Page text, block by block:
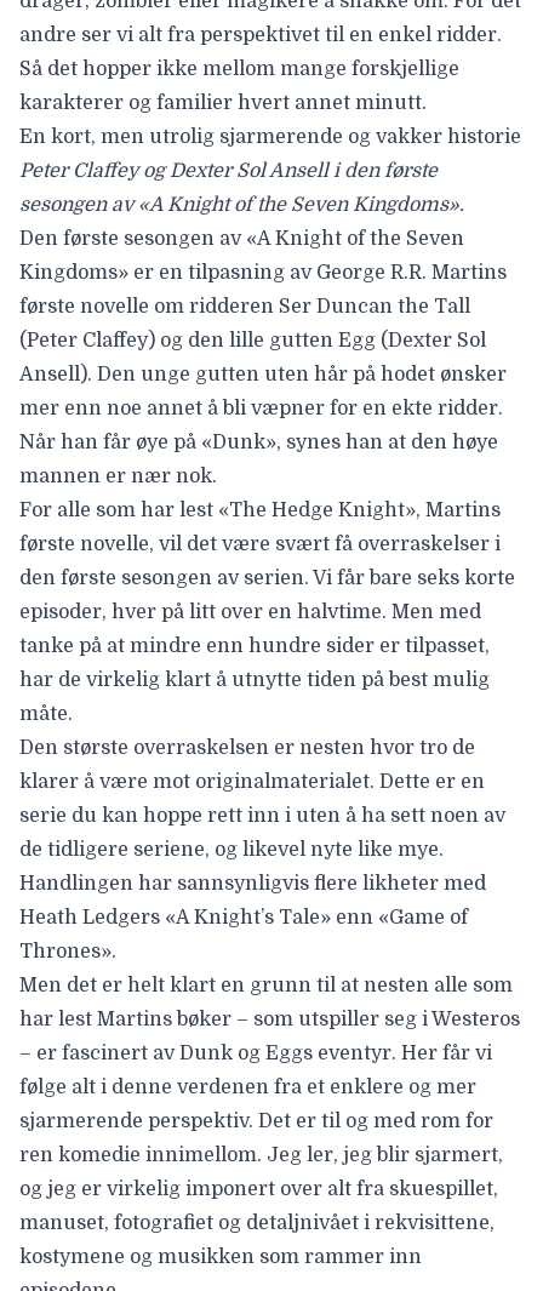
andre ser vi alt fra perspektivet til en enkel ridder.
Så det hopper ikke mellom mange forskjellige
karakterer og familier hvert annet minutt.
En kort, men utrolig sjarmerende og vakker historie
Peter Claffey og Dexter Sol Ansell i den første
sesongen av «A Knight of the Seven Kingdoms».
Den første sesongen av «A Knight of the Seven
Kingdoms» er en tilpasning av George R.R. Martins
første novelle om ridderen Ser Duncan the Tall
(Peter Claffey) og den lille gutten Egg (Dexter Sol
Ansell). Den unge gutten uten hår på hodet ønsker
mer enn noe annet å bli væpner for en ekte ridder.
Når han får øye på «Dunk», synes han at den høye
mannen er nær nok.
For alle som har lest «The Hedge Knight», Martins
første novelle, vil det være svært få overraskelser i
den første sesongen av serien. Vi får bare seks korte
episoder, hver på litt over en halvtime. Men med
tanke på at mindre enn hundre sider er tilpasset,
har de virkelig klart å utnytte tiden på best mulig
måte.
Den største overraskelsen er nesten hvor tro de
klarer å være mot originalmaterialet. Dette er en
serie du kan hoppe rett inn i uten å ha sett noen av
de tidligere seriene, og likevel nyte like mye.
Handlingen har sannsynligvis flere likheter med
Heath Ledgers «A Knight’s Tale» enn «Game of
Thrones».
Men det er helt klart en grunn til at nesten alle som
har lest Martins bøker – som utspiller seg i Westeros
– er fascinert av Dunk og Eggs eventyr. Her får vi
følge alt i denne verdenen fra et enklere og mer
sjarmerende perspektiv. Det er til og med rom for
ren komedie innimellom. Jeg ler, jeg blir sjarmert,
og jeg er virkelig imponert over alt fra skuespillet,
manuset, fotografiet og detaljnivået i rekvisittene,
kostymene og musikken som rammer inn